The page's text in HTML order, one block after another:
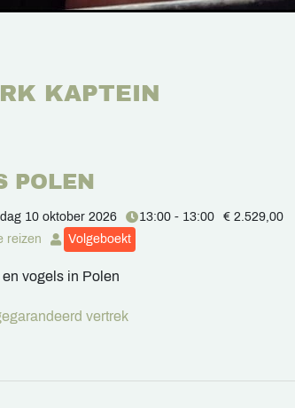
KAPTEIN
POLEN
10 oktober 2026 13:00 - 13:00
€ 2.529,00
reizen Volgeboekt
vogels in Polen
vertrek